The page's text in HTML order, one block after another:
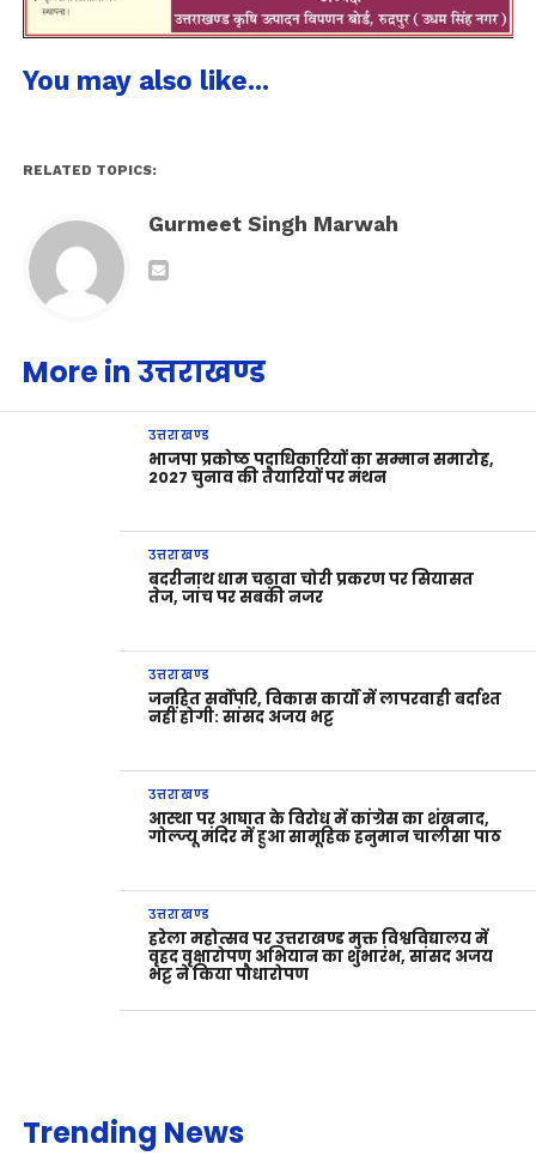
You may also like...
RELATED TOPICS:
Gurmeet Singh Marwah
More in उत्तराखण्ड
उत्तराखण्ड
भाजपा प्रकोष्ठ पदाधिकारियों का सम्मान समारोह,
2027 चुनाव की तैयारियों पर मंथन
उत्तराखण्ड
बदरीनाथ धाम चढ़ावा चोरी प्रकरण पर सियासत
तेज, जांच पर सबकी नजर
उत्तराखण्ड
जनहित सर्वोपरि, विकास कार्यों में लापरवाही बर्दाश्त
नहीं होगी: सांसद अजय भट्ट
उत्तराखण्ड
आस्था पर आघात के विरोध में कांग्रेस का शंखनाद,
गोल्ज्यू मंदिर में हुआ सामूहिक हनुमान चालीसा पाठ
उत्तराखण्ड
हरेला महोत्सव पर उत्तराखण्ड मुक्त विश्वविद्यालय में
वृहद वृक्षारोपण अभियान का शुभारंभ, सांसद अजय
भट्ट ने किया पौधारोपण
Trending News